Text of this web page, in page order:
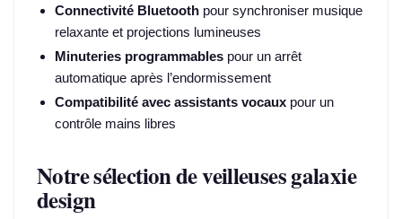
Connectivité Bluetooth pour synchroniser musique
relaxante et projections lumineuses
Minuteries programmables pour un arrêt
automatique après l’endormissement
Compatibilité avec assistants vocaux pour un
contrôle mains libres
Notre sélection de veilleuses galaxie
design